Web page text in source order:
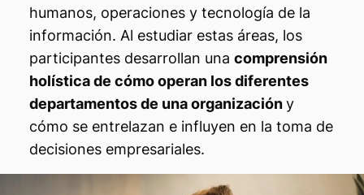
humanos, operaciones y tecnología de la
información. Al estudiar estas áreas, los
participantes desarrollan una comprensión
holística de cómo operan los diferentes
departamentos de una organizacióny
cómo se entrelazan e influyen en la toma de
decisiones empresariales.